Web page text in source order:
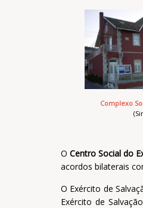
Complexo
O Centro Social do
acordos bilaterais
O Exército de
Exército de